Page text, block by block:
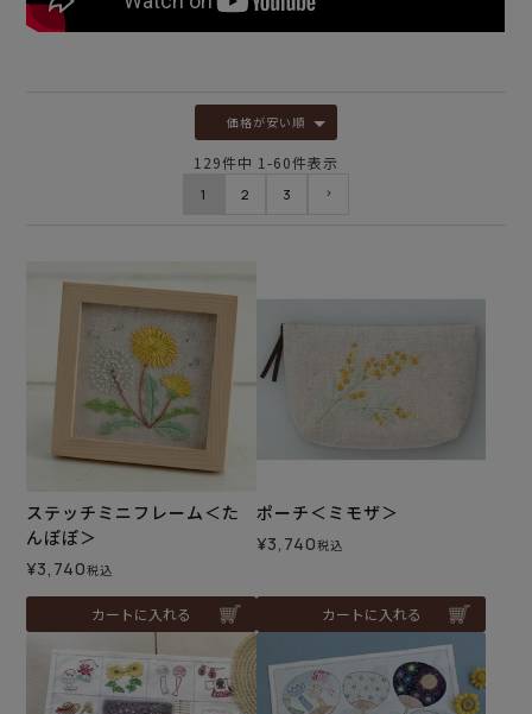
価格が安い順
129件中 1 -60件表示
1 2 3
ステッチミニフレーム＜た
んぽぽ＞
¥3,740税込
カートに入れる
ポーチ＜ミモザ＞
¥3,740税込
カートに入れる